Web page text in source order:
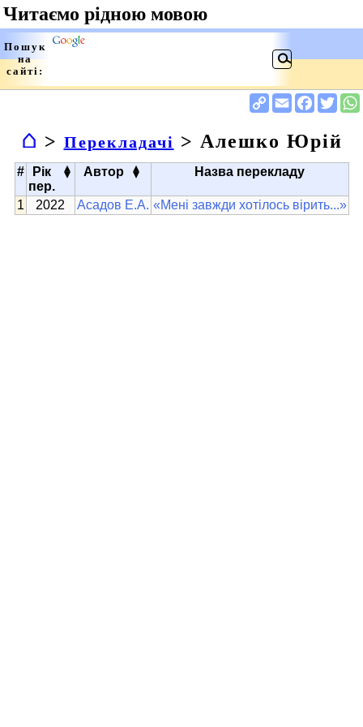
⌂ > Перекладачі > Алешко Юрій
#
Рік
пер.
▴
▾ Автор ▴
▾ Назва перекладу
2022 Асадов Е.А. «Мені завжди хотілось вірить...»